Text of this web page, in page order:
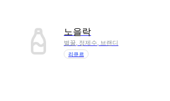
노을락
벌꿀, 정제수, 브랜디
리큐르